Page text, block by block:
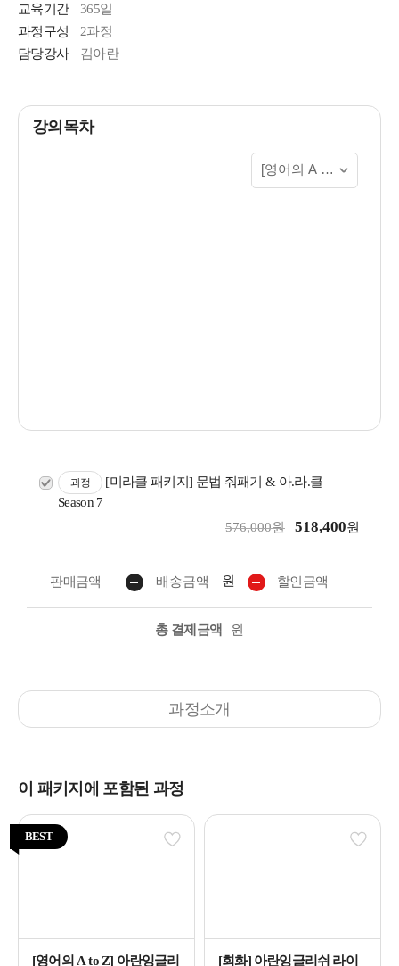
교육기간
365일
과정구성
2과정
담당강사
김아란
강의목차
과정
[미라클 패키지] 문법 줘패기 & 아.라.클
Season 7
576,000원
518,400원
판매금액 배송금액 원 할인금액
총 결제금액 원
과정소개
이 패키지에 포함된 과정
BEST
[영어의 A to Z] 아란잉글리
[회화] 아란잉글리쉬 라이